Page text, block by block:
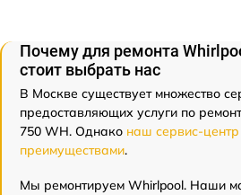
Почему для ремонта
стоит выбрать нас
В Москве существует множество
предоставляющих услуги по
750 WH. Однако наш сервис-
преимуществами.
Мы ремонтируем Whirlpool. Наши